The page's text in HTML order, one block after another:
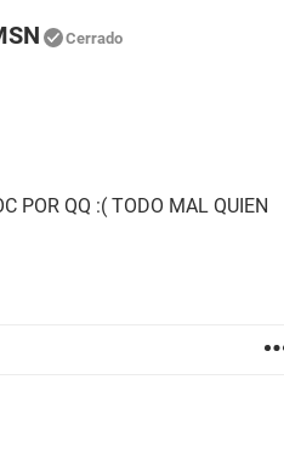
Cerrado
POR QQ :( TODO MAL QUIEN